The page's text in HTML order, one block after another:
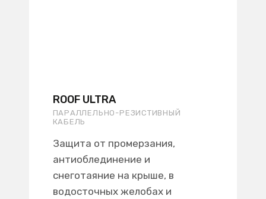
ROOF ULTRA
ПАРАЛЛЕЛЬНО-РЕЗИСТИВНЫЙ
КАБЕЛЬ
Защита от промерзания,
антиоблединение и
снеготаяние на крыше, в
водосточных желобах и